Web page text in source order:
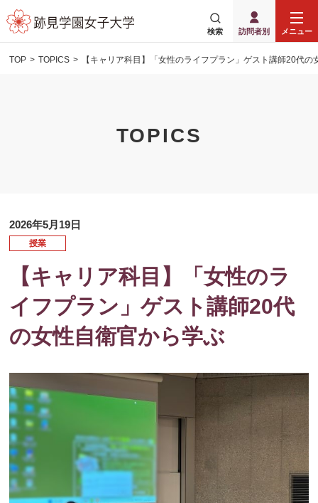
検索 訪問者別 メニュー
TOP TOPICS 【キャリア科目】「女性のライフプラン」ゲスト講師20代の
TOPICS
2026年5月19日
授業
【キャリア科目】「女性のラ
イフプラン」ゲスト講師20代
の女性自衛官から学ぶ